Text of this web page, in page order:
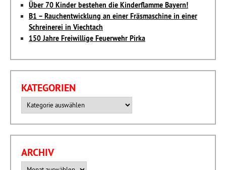
Über 70 Kinder bestehen die Kinderflamme Bayern!
B1 – Rauchentwicklung an einer Fräsmaschine in einer
Schreinerei in Viechtach
150 Jahre Freiwillige Feuerwehr Pirka
KATEGORIEN
Kategorien
ARCHIV
Archiv